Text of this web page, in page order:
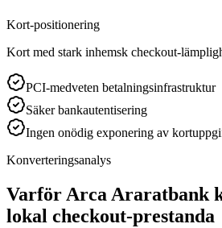
Kort-positionering
Kort med stark inhemsk checkout-
PCI-medveten betalningsinfrastruktur
Säker bankautentisering
Ingen onödig exponering av
Konverteringsanalys
Varför Arca Araratbank
lokal checkout-prestanda